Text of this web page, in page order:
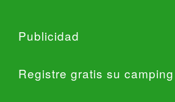
Publicidad
Registre gratis su camping